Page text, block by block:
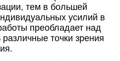
, тем в большей
усилий в
преобладает над
точки зрения